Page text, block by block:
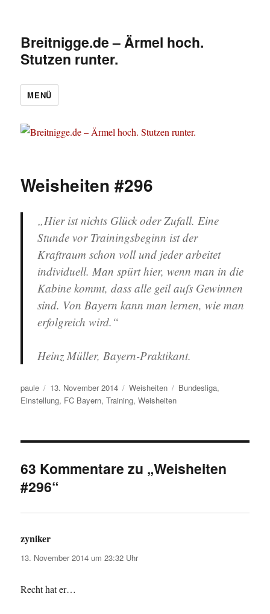
Breitnigge.de – Ärmel hoch.
Stutzen runter.
MENÜ
Weisheiten #296
„Hier ist nichts Glück oder Zufall. Eine
Stunde vor Trainingsbeginn ist der
Kraftraum schon voll und jeder arbeitet
individuell. Man spürt hier, wenn man in die
Kabine kommt, dass alle geil aufs Gewinnen
sind. Von Bayern kann man lernen, wie man
erfolgreich wird.“
Heinz Müller, Bayern-Praktikant.
Autor
paule
Veröffentlicht
am
13. November 2014 Kategorien
Weisheiten Schlagwörter
Bundesliga,
Einstellung, FC Bayern,Training,Weisheiten
63 Kommentare zu „Weisheiten
#296“
zyniker
13. November 2014 um 23:32 Uhr
Recht hat er…